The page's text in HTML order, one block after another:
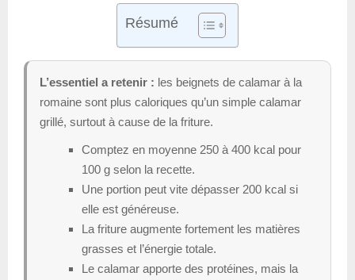
Résumé
L’essentiel a retenir : les beignets de calamar à la
romaine sont plus caloriques qu’un simple calamar
grillé, surtout à cause de la friture.
Comptez en moyenne 250 à 400 kcal pour
100 g selon la recette.
Une portion peut vite dépasser 200 kcal si
elle est généreuse.
La friture augmente fortement les matières
grasses et l’énergie totale.
Le calamar apporte des protéines, mais la